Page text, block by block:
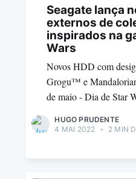
Seagate lança
externos de
inspirados na
Wars
Novos HDD com
Grogu™ e
de maio - Dia de Star
HUGO PRUDENTE
4 MAI 2022 • 2 MIN